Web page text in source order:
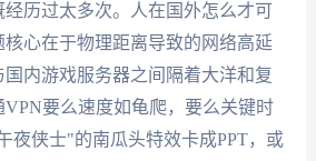
历过太多次。人在国外怎么才可
心在于物理距离导致的网络高延
内游戏服务器之间隔着大洋和复
要么速度如龟爬，要么关键时
夜侠士"的南瓜头特效卡成PPT，或